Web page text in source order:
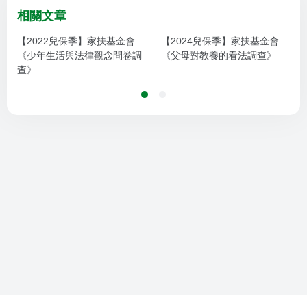
相關文章
【2022兒保季】家扶基金會
《少年生活與法律觀念問卷調
查》
【2024兒保季】家扶基金會
《父母對教養的看法調查》